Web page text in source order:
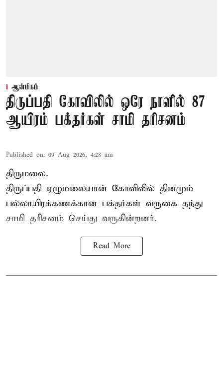
ஆன்மிகம்
திருப்பதி கோவிலில் ஒரே நாளில் 87
ஆயிரம் பக்தர்கள் சாமி தரிசனம்
Published on: 09 Aug 2026, 4:28 am
திருமலை.
திருப்பதி ஏழுமலையான் கோவிலில் தினமும்
பல்லாயிரக்கணக்கான பக்தர்கள் வருகை தந்து
சாமி தரிசனம் செய்து வருகின்றனர்.
Read More